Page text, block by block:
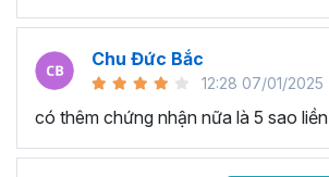
Chu Đức Bắc
12:28 07/01/2025
có thêm chứng nhận nữa là 5 sao liền